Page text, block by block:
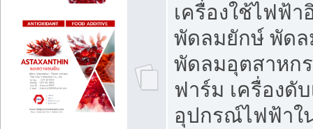
เครื่องใช้ไฟฟ้า
พัดลมยักษ์ พัด
พัดลมอุตสาหก
ฟาร์ม เครื่องดั
อุปกรณ์ไฟฟ้าใ